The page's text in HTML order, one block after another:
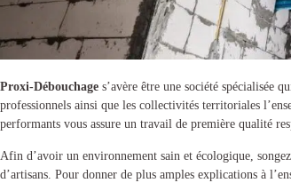
Proxi-Débouchage s’avère être une société spécialisée
professionnels ainsi que les collectivités territoriales
performants vous assure un travail de première qualité
Afin d’avoir un environnement sain et écologique,
d’artisans. Pour donner de plus amples explications à